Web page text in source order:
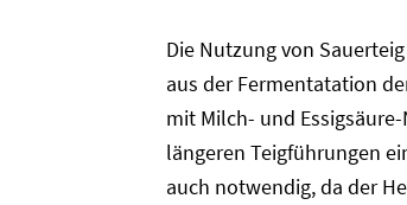
Die Nutzung von
aus der Fermentatation
mit Milch- und
längeren Teigführungen
auch notwendig, da der